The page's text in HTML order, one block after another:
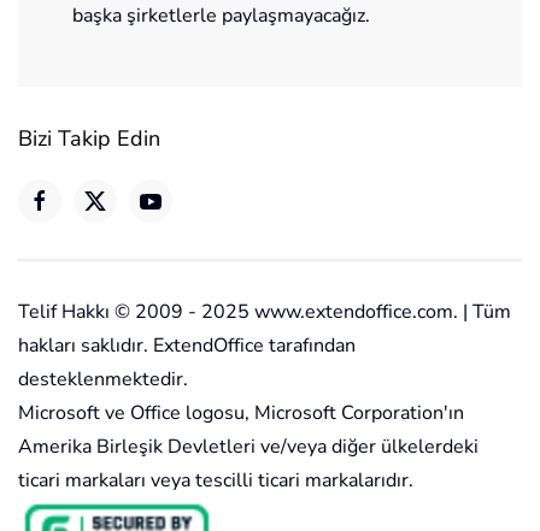
başka şirketlerle paylaşmayacağız.
Bizi Takip Edin
Telif Hakkı © 2009 - 2025 www.extendoffice.com. | Tüm
hakları saklıdır. ExtendOffice tarafından
desteklenmektedir.
Microsoft ve Office logosu, Microsoft Corporation'ın
Amerika Birleşik Devletleri ve/veya diğer ülkelerdeki
ticari markaları veya tescilli ticari markalarıdır.